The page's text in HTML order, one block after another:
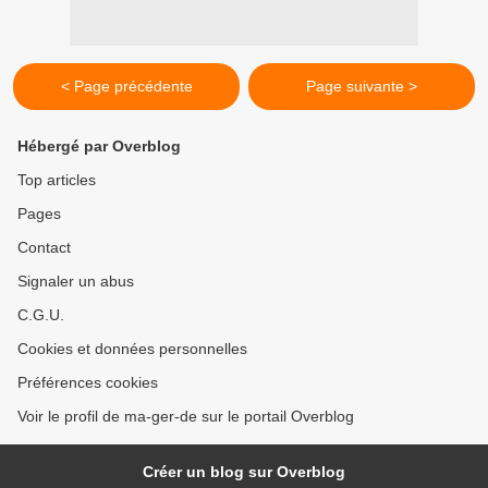
< Page précédente Page suivante >
Hébergé par Overblog
Top articles
Pages
Contact
Signaler un abus
C.G.U.
Cookies et données personnelles
Préférences cookies
Voir le profil de ma-ger-de sur le portail Overblog
Créer un blog sur Overblog